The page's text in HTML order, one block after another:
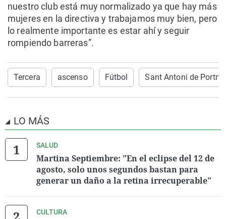
nuestro club está muy normalizado ya que hay más
mujeres en la directiva y trabajamos muy bien, pero
lo realmente importante es estar ahí y seguir
rompiendo barreras”.
Tercera ascenso Fútbol Sant Antoni de
LO MÁS
SALUD
Martina Septiembre: "En el eclipse del 12 de
agosto, solo unos segundos bastan para
generar un daño a la retina irrecuperable"
CULTURA